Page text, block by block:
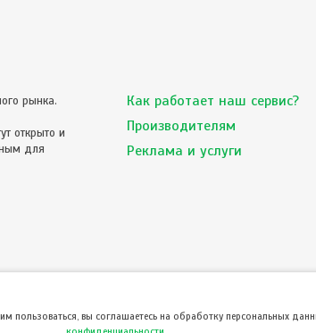
рынка.
открыто и
для
Как работает наш сервис?
Производителям
Реклама и услуги
вы соглашаетесь на обработку персональных